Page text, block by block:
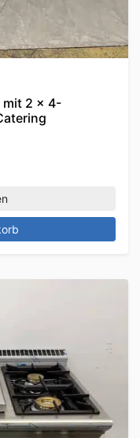
mit 2 x 4-